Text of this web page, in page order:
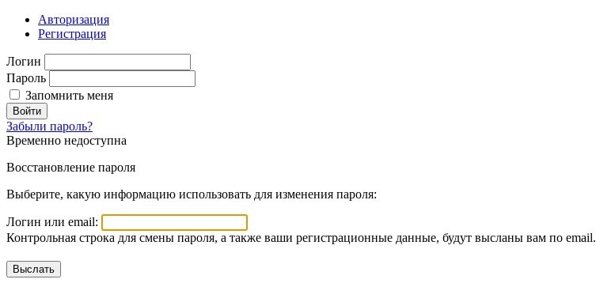
Авторизация
Регистрация
Логин
Пароль
Запомнить меня
Войти
Забыли пароль?
Временно недоступна
Восстановление пароля
Выберите, какую информацию использовать для изменения пароля:
Логин или email:
Контрольная строка для смены пароля, а также ваши регистрационные данные, будут высланы вам по email.